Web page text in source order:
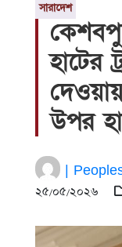
সারাদেশ
হাটের
উপর
|
২৫/০৫/২০২৬